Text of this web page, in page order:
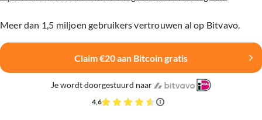
Meer dan 1,5 miljoen gebruikers vertrouwen al op Bitvavo.
Claim €20 aan Bitcoin gratis
Je wordt doorgestuurd naar
4,6